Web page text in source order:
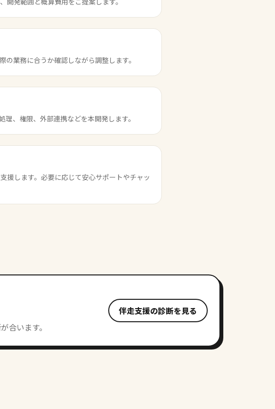
業務に合うか確認しながら調整します。
、権限、外部連携などを本開発します。
援します。必要に応じて安心サポートやチャッ
合います。
伴走支援の診断を見る